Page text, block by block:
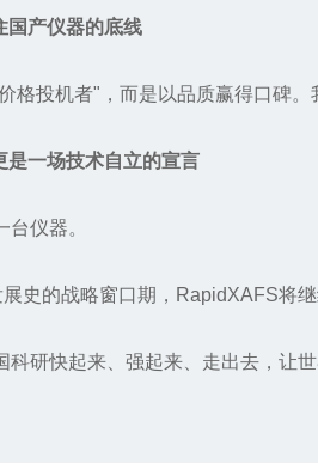
国产仪器的底线
格投机者"，而是以品质赢得口碑
是一场技术自立的宣言
仪器。
史的战略窗口期， RapidXAFS将
研快起来、强起来、走出去，让世